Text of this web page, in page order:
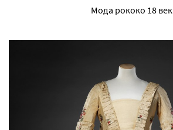
Мода рококо 18 век